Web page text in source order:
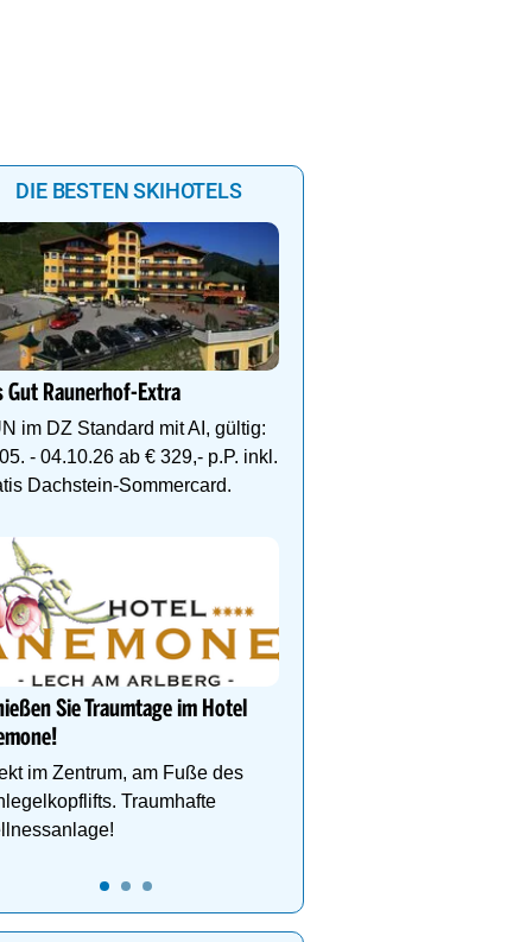
DIE BESTEN SKIHOTELS
Gut Raunerhof-Extra
im DZ Standard mit AI, gültig:
- 04.10.26 ab € 329,- p.P. inkl.
Dachstein-Sommercard.
Sie Traumtage im Hotel
im Zentrum, am Fuße des
Traumhafte